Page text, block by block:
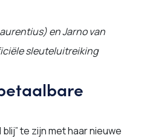
en Jarno van
sleuteluitreiking
te zijn met haar nieuwe